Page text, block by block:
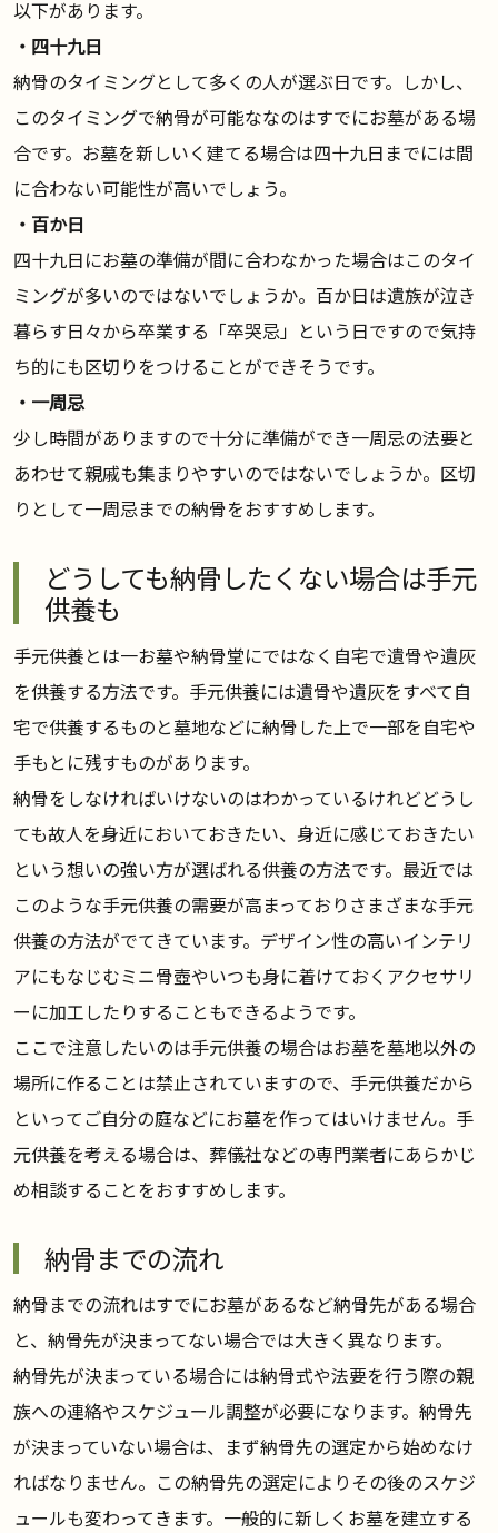
以下があります。
・四十九日
納骨のタイミングとして多くの人が選ぶ日です。しかし、
このタイミングで納骨が可能ななのはすでにお墓がある場
合です。お墓を新しいく建てる場合は四十九日までには間
に合わない可能性が高いでしょう。
・百か日
四十九日にお墓の準備が間に合わなかった場合はこのタイ
ミングが多いのではないでしょうか。百か日は遺族が泣き
暮らす日々から卒業する「卒哭忌」という日ですので気持
ち的にも区切りをつけることができそうです。
・一周忌
少し時間がありますので十分に準備ができ一周忌の法要と
あわせて親戚も集まりやすいのではないでしょうか。区切
りとして一周忌までの納骨をおすすめします。
どうしても納骨したくない場合は手元
供養も
手元供養とは一お墓や納骨堂にではなく自宅で遺骨や遺灰
を供養する方法です。手元供養には遺骨や遺灰をすべて自
宅で供養するものと墓地などに納骨した上で一部を自宅や
手もとに残すものがあります。
納骨をしなければいけないのはわかっているけれどどうし
ても故人を身近においておきたい、身近に感じておきたい
という想いの強い方が選ばれる供養の方法です。最近では
このような手元供養の需要が高まっておりさまざまな手元
供養の方法がでてきています。デザイン性の高いインテリ
アにもなじむミニ骨壺やいつも身に着けておくアクセサリ
ーに加工したりすることもできるようです。
ここで注意したいのは手元供養の場合はお墓を墓地以外の
場所に作ることは禁止されていますので、手元供養だから
といってご自分の庭などにお墓を作ってはいけません。手
元供養を考える場合は、葬儀社などの専門業者にあらかじ
め相談することをおすすめします。
納骨までの流れ
納骨までの流れはすでにお墓があるなど納骨先がある場合
と、納骨先が決まってない場合では大きく異なります。
納骨先が決まっている場合には納骨式や法要を行う際の親
族への連絡やスケジュール調整が必要になります。納骨先
が決まっていない場合は、まず納骨先の選定から始めなけ
ればなりません。この納骨先の選定によりその後のスケジ
ュールも変わってきます。一般的に新しくお墓を建立する